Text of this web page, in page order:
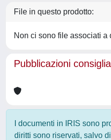
File in questo prodotto:
Non ci sono file associati a
Pubblicazioni
I documenti in IRIS sono
diritti sono riservati, salvo